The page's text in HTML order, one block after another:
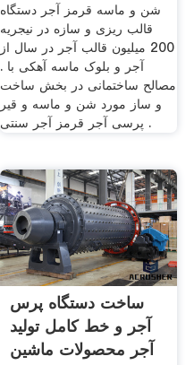
شن و ماسه قرمز آجر دستگاه
قالب ریزی و سازه در نیجریه
200 میلیون قالب آجر در سال از
آجر و بلوک ماسه آهکی با .
مصالح ساختمانی در بخش ساخت
و ساز مورد شن و ماسه و قیر
پرسی آجر قرمز آجر سنتی .
ساخت دستگاه پرس
آجر و خط کامل تولید
آجر محصولات ماشین